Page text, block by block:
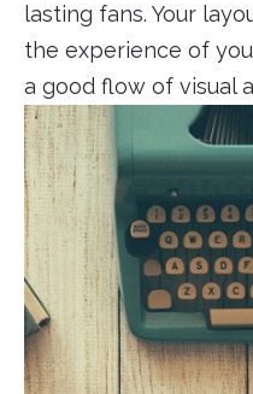
lasting fans. Your
the experience of
a good flow of visual